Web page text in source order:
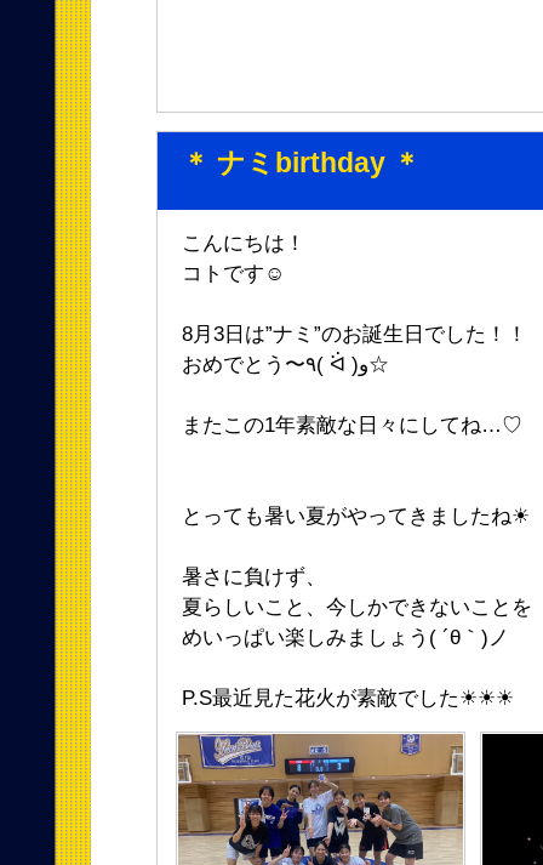
＊ ナミbirthday ＊
こんにちは！
コトです☺︎
8月3日は”ナミ”のお誕生日でした！！
おめでとう〜٩( ᐛ )و☆
またこの1年素敵な日々にしてね…♡
とっても暑い夏がやってきましたね☀︎
暑さに負けず、
夏らしいこと、今しかできないことを
めいっぱい楽しみましょう( ´θ｀)ノ
P.S最近見た花火が素敵でした☀︎☀︎☀︎